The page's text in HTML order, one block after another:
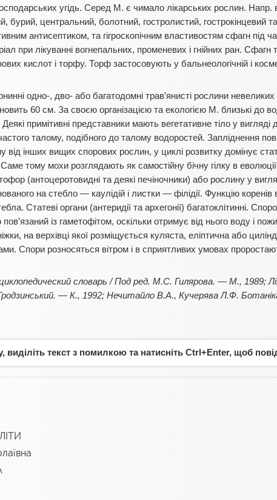
угідь. Серед М. є чимало лікарських рослин.
бурий, центральний, болотний, гостролистий, гострокінцевий та
антисептиком, та гігроскопічним властивостям сфагн під
при лікуванні вогнепальних, променевих і гнійних ран.
кислот і торфу. Торф застосовують у бальнеологічній і
одно-, дво- або багатодомні трав’янисті рослини
60 см. За своєю організацією та екологією М. близькі до
примітивні представники мають вегетативне тіло у вигляді
талому, подібного до талому водоростей. Запліднення
від інших вищих спорових рослин, у циклі розвитку домінує
тому мохи розглядають як самостійну бічну гілку в
(антоцеротовидні та деякі печіночники) або рослину у
на стебло — каулідій і листки — філідії. Функцію
Статеві органи (антеридії та архегонії) багатоклітинні.
із гаметофітом, оскільки отримує від нього воду і
на верхівці якої розміщується куляста, еліптична або
Спори розносяться вітром і в сприятливих умовах
словарь / Под ред. М.С. Гилярова. — М., 1989;
— К., 1992; Нечитайло В.А., Кучерява Л.Ф.
текст з помилкою та натисніть Ctrl+Enter, щоб